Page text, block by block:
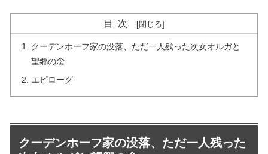
目次
クーデンホーフ家の没落、ただ一人残った次女オルガと
望郷の念
エピローグ
クーデンホーフ家の没落、ただ一人残った